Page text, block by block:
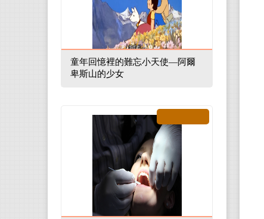
童年回憶裡的難忘小天使—阿爾
卑斯山的少女